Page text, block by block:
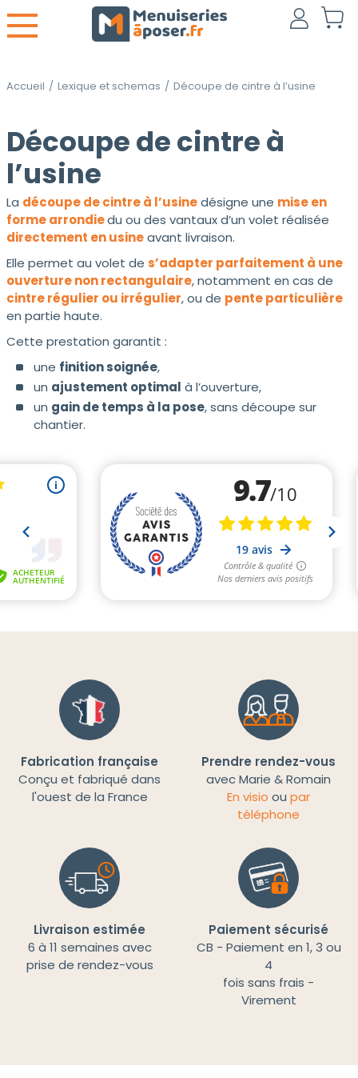
Accueil / Lexique et schemas / Découpe de cintre à l’usine
Découpe de cintre à
l’usine
La découpe de cintre à l’usinedésigne une mise en
forme arrondiedu ou des vantaux d’un volet réalisée
directement en usineavant livraison.
Elle permet au volet de s’adapter parfaitement à une
ouverture non rectangulaire, notamment en cas de
cintre régulier ou irrégulier, ou de pente particulière
en partie haute.
Cette prestation garantit :
une finition soignée,
un ajustement optimal à l’ouverture,
un gain de temps à la pose, sans découpe sur
chantier.
Fabrication française
Conçu et fabriqué dans
l'ouest de la France
Prendre rendez-vous
avec Marie & Romain
En visio ou par
téléphone
Livraison estimée
6 à 11 semaines avec
prise de rendez-vous
Paiement sécurisé
CB - Paiement en 1, 3 ou
4
fois sans frais -
Virement